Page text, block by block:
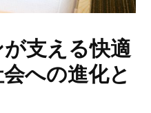
支える快適
への進化と